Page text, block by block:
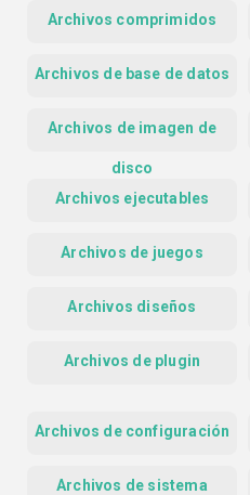
Archivos comprimidos
Archivos de base de datos
Archivos de imagen de
disco
Archivos ejecutables
Archivos de juegos
Archivos diseños
Archivos de plugin
Archivos de configuración
Archivos de sistema